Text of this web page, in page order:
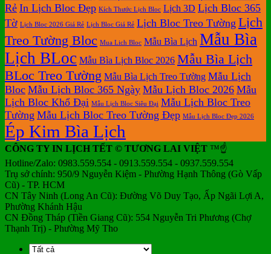
Bàn
Rẻ In Lịch Bloc Đẹp Kích Thước Lịch Bloc Lịch 3D Lịch Bloc 365
Tờ Lịch Bloc 2026 Giá Rẻ Lịch Bloc Giá Rẻ Lịch Bloc Treo Tường Lịch
Treo Tường Bloc Mua Lich Bloc Mẫu Bìa Lịch Mẫu Bìa
Lịch BLoc Mẫu Bìa Lịch Bloc 2026 Mẫu Bìa Lịch
BLoc Treo Tường Mẫu Bìa Lịch Treo Tường Mẫu Lịch
Bloc Mẫu Lịch Bloc 365 Ngày Mẫu Lịch Bloc 2026 Mẫu
Lịch Bloc Khổ Đại Mẫu Lịch Bloc Siêu Đại Mẫu Lịch Bloc Treo
Tường Mẫu Lịch Bloc Treo Tường Đẹp Mẫu Lịch Bloc Đẹp 2026
Ép Kim Bìa Lịch
CÔNG TY IN LỊCH TẾT © TƯƠNG LAI VIỆT ™☝️
Hotline/Zalo: 0983.559.554 - 0913.559.554 - 0937.559.554
Trụ sở chính: 950/9 Nguyễn Kiệm - Phường Hạnh Thông (Gò Vấp
Cũ) - TP. HCM
CN Tây Ninh (Long An Cũ): Đường Võ Duy Tạo, Ấp Ngãi Lợi A,
Phường Khánh Hậu
CN Đồng Tháp (Tiền Giang Cũ): 554 Nguyễn Tri Phương (Chợ
Thạnh Trị) - Phường Mỹ Tho